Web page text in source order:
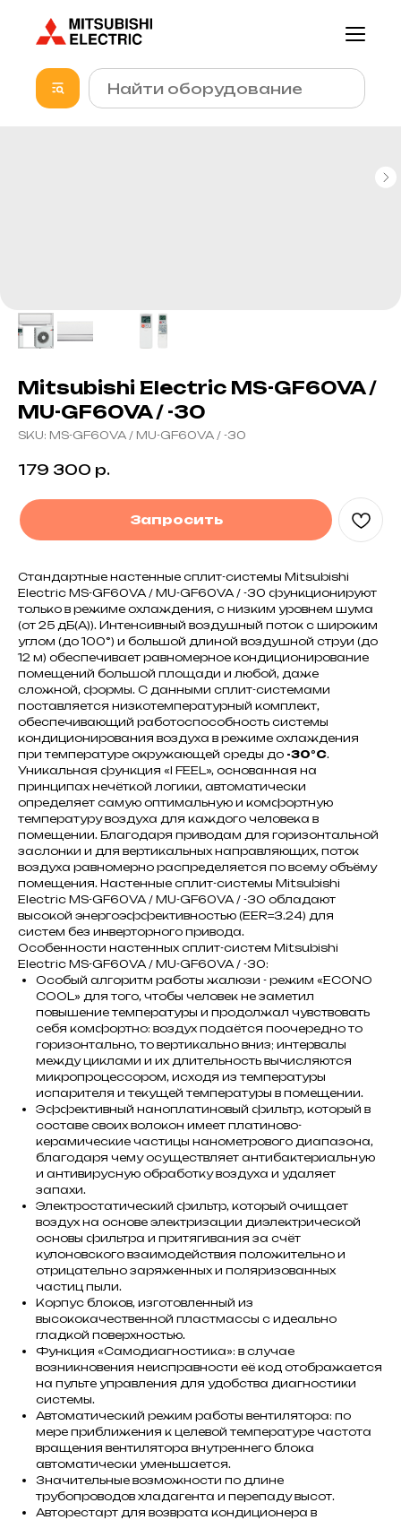
Mitsubishi Electric MS-GF60VA /
MU-GF60VA / -30
SKU: MS-GF60VA / MU-GF60VA / -30
179 300 р.
Запросить
Стандартные настенные сплит-системы Mitsubishi
Electric MS-GF60VA / MU-GF60VA / -30 функционируют
только в режиме охлаждения, с низким уровнем шума
(от 25 дБ(А)). Интенсивный воздушный поток с широким
углом (до 100°) и большой длиной воздушной струи (до
12 м) обеспечивает равномерное кондиционирование
помещений большой площади и любой, даже
сложной, формы. С данными сплит-системами
поставляется низкотемпературный комплект,
обеспечивающий работоспособность системы
кондиционирования воздуха в режиме охлаждения
при температуре окружающей среды до -30°С.
Уникальная функция «I FEEL», основанная на
принципах нечёткой логики, автоматически
определяет самую оптимальную и комфортную
температуру воздуха для каждого человека в
помещении. Благодаря приводам для горизонтальной
заслонки и для вертикальных направляющих, поток
воздуха равномерно распределяется по всему объёму
помещения. Настенные сплит-системы Mitsubishi
Electric MS-GF60VA / MU-GF60VA / -30 обладают
высокой энергоэффективностью (EER=3.24) для
систем без инверторного привода.
Особенности настенных сплит-систем Mitsubishi
Electric MS-GF60VA / MU-GF60VA / -30:
Особый алгоритм работы жалюзи - режим «ECONO
COOL» для того, чтобы человек не заметил
повышение температуры и продолжал чувствовать
себя комфортно: воздух подаётся поочередно то
горизонтально, то вертикально вниз; интервалы
между циклами и их длительность вычисляются
микропроцессором, исходя из температуры
испарителя и текущей температуры в помещении.
Эффективный наноплатиновый фильтр, который в
составе своих волокон имеет платиново-
керамические частицы нанометрового диапазона,
благодаря чему осуществляет антибактериальную
и антивирусную обработку воздуха и удаляет
запахи.
Электростатический фильтр, который очищает
воздух на основе электризации диэлектрической
основы фильтра и притягивания за счёт
кулоновского взаимодействия положительно и
отрицательно заряженных и поляризованных
частиц пыли.
Корпус блоков, изготовленный из
высококачественной пластмассы с идеально
гладкой поверхностью.
Функция «Самодиагностика»: в случае
возникновения неисправности её код отображается
на пульте управления для удобства диагностики
системы.
Автоматический режим работы вентилятора: по
мере приближения к целевой температуре частота
вращения вентилятора внутреннего блока
автоматически уменьшается.
Значительные возможности по длине
трубопроводов хладагента и перепаду высот.
Авторестарт для возврата кондиционера в